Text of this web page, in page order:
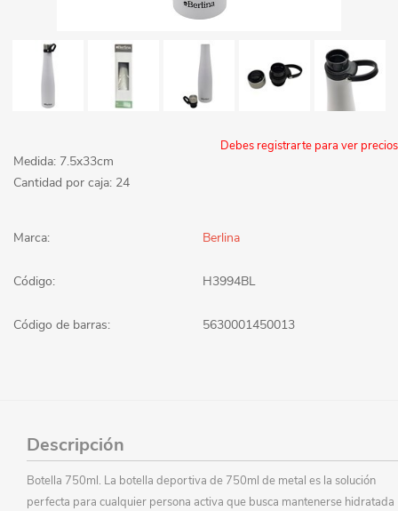
Debes registrarte para ver precios
Medida: 7.5x33cm
Cantidad por caja: 24
Marca: Berlina
Código: H3994BL
Código de barras: 5630001450013
Descripción
Botella 750ml. La botella deportiva de 750ml de metal es la solución
perfecta para cualquier persona activa que busca mantenerse hidratada